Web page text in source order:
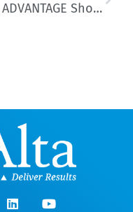
Alta ADVANTAGE Showcase Tour bezoekt vooruitstrevende melkveebedrijven in Idaho